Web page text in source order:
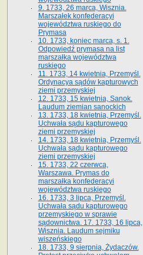
9. 1733, 26 marca, Wisznia.
Marszałek konfederacyi
województwa ruskiego do
Prymasa
10. 1733, koniec marca, s. 1.
Odpowiedź prymasa na list
marszałka województwa
ruskiego
11. 1733, 14 kwietnia, Przemyśl.
Ordynacya sądów kapturowych
ziemi przemyskiej
12. 1733, 15 kwietnia, Sanok.
Laudum ziemian sanockich
13. 1733, 18 kwietnia, Przemyśl.
Uchwała sądu kapturowego
ziemi przemyskiej
14. 1733, 18 kwietnia, Przemyśl.
Uchwała sądu kapturowego
ziemi przemyskiej
15. 1733, 22 czerwca,
Warszawa. Prymas do
marszałka konfederacyi
województwa ruskiego
16. 1733, 3 lipca, Przemyśl.
Uchwała sądu kapturowego
przemyskiego w sprawie
sądownictwa. 17. 1733, 16 lipca,
Wisznia. Laudum sejmiku
wiszeńskiego
18. 1733, 9 sierpnia, Żydaczów.